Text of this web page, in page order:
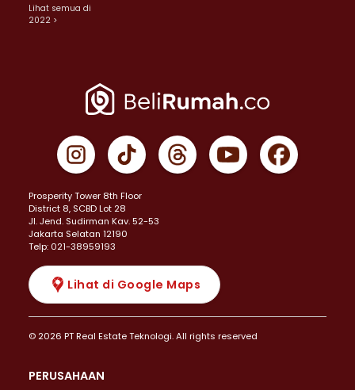
Lihat semua di
2022 >
Prosperity Tower 8th Floor
District 8, SCBD Lot 28
JI. Jend. Sudirman Kav. 52-53
Jakarta Selatan 12190
Telp: 021-38959193
Lihat di Google Maps
© 2026 PT Real Estate Teknologi. All rights reserved
PERUSAHAAN